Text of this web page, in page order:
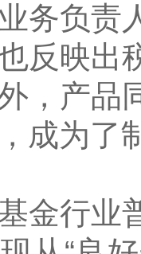
务负责
反映出
，产品
成为了
金行业